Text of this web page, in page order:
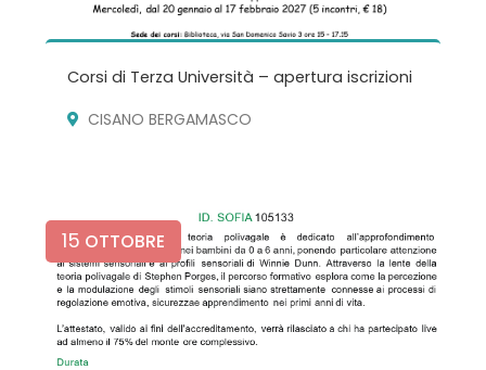
Corsi di Terza Università – apertura iscrizioni
CISANO BERGAMASCO
15 OTTOBRE